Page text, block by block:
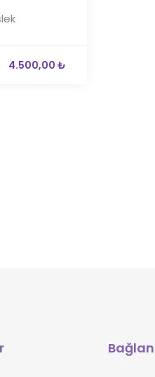
4.500,00 ₺